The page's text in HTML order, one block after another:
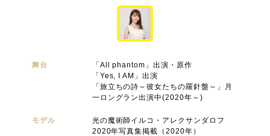
舞台
「All phantom」出演・原作
「Yes, I AM」出演
「旅立ちの詩～彼女たちの羅針盤～」月
一ロングラン出演中(2020年～)
モデル
光の魔術師イルコ・アレクサンダロフ
2020年写真集掲載（2020年）